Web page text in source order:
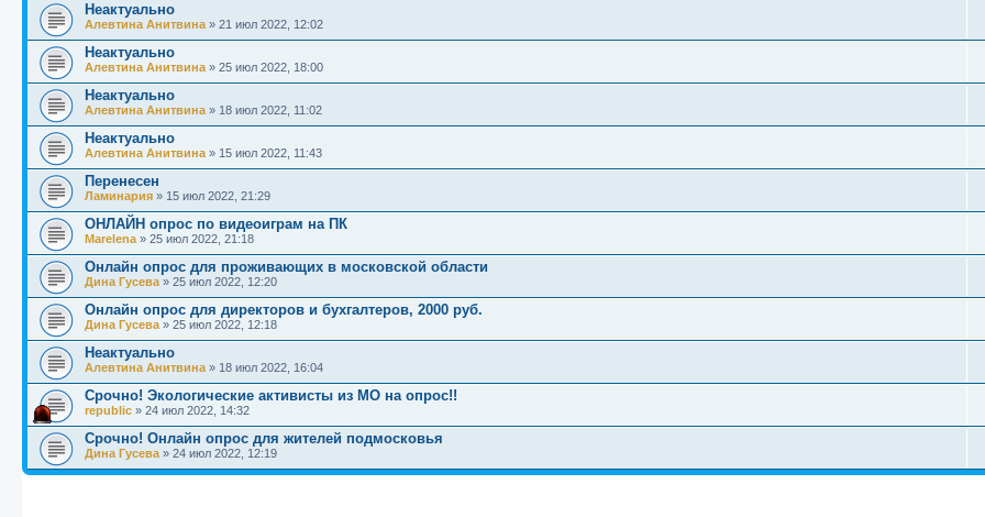
Неактуально
Алевтина Анитвина » 21 июл 2022, 12:02
Неактуально
Алевтина Анитвина » 25 июл 2022, 18:00
Неактуально
Алевтина Анитвина » 18 июл 2022, 11:02
Неактуально
Алевтина Анитвина » 15 июл 2022, 11:43
Перенесен
Ламинария » 15 июл 2022, 21:29
ОНЛАЙН опрос по видеоиграм на ПК
Marelena » 25 июл 2022, 21:18
Онлайн опрос для проживающих в московской области
Дина Гусева » 25 июл 2022, 12:20
Онлайн опрос для директоров и бухгалтеров, 2000 руб.
Дина Гусева » 25 июл 2022, 12:18
Неактуально
Алевтина Анитвина » 18 июл 2022, 16:04
Срочно! Экологические активисты из МО на опрос!!
republic » 24 июл 2022, 14:32
Срочно! Онлайн опрос для жителей подмосковья
Дина Гусева » 24 июл 2022, 12:19